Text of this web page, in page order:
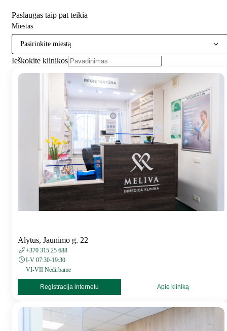
Paslaugas taip pat teikia
Miestas
Pasirinkite miestą
Ieškokite klinikos
Alytus, Jaunimo g. 22
+370 315 25 688
I-V 07:30-19:30
VI-VII Nedirbame
Registracija internetu Apie kliniką